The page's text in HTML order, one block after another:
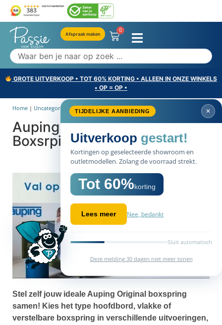
Afspraak maken
0
GROTE UITVERKOOP • TOT 60% KORTING • ALLEEN IN ONZE WINKELS
• OP = OP •
TIJDELIJKE AANBIEDING ✕
Uitverkoop gestart!
Kortingen op geselecteerde showroom en
outletmodellen. Zolang de voorraad strekt.
Tot 60%korting
Lees meer Nee, bedankt
Sluit automatisch
Deze melding 30 dagen niet meer tonen
Home | Uncategorized|Auping setvoordeel: Original Boxsrping 400,-...
Auping setvoordeel: Original
Boxsrping 400,- euro korting
Stel zelf jouw ideale Auping Original boxspring
samen! Kies het type hoofdbord, vlakke of
verstelbare boxspring in verschillende uitvoeringen,